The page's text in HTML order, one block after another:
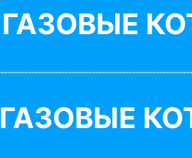
ГАЗОВЫЕ
ГАЗОВЫЕ